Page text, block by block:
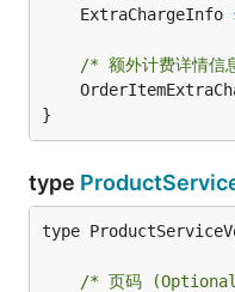
	ExtraChargeInfo
/* 额外计费详情
}
type
type
/* 页码